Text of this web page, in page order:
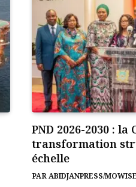
PND 2026-2030 :
transformation
échelle
PARABIDJANPRESS/MOWISE